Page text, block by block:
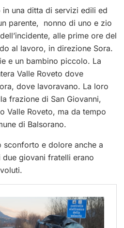
una ditta di servizi edili ed
parente, nonno di uno e zio
alle prime ore del
al lavoro, in direzione Sora.
e un bambino piccolo. La
Valle Roveto dove
dove lavoravano. La loro
frazione di San Giovanni,
Valle Roveto, ma da tempo
di Balsorano.
sconforto e dolore anche a
giovani fratelli erano